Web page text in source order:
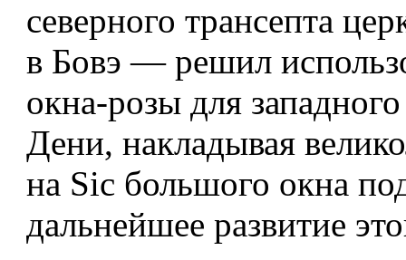
северного трансепта
в Бовэ — решил
окна-розы для
Дени, накладывая
на Sic большого окна
дальнейшее развитие